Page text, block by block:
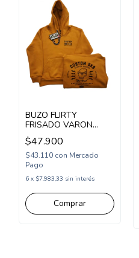
BUZO FLIRTY
FRISADO VARON
ESTAMPA CUSTOM
1972 CON CAPUCHA
(FL25153)
$47.900
$43.110 con Mercado
Pago
6 x $7.983,33 sin interés
Comprar